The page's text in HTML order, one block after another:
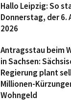
Hallo Leipzig: So
Donnerstag, der 6.
2026
Antragsstau beim
in Sachsen:
Regierung plant
Millionen-
Wohngeld